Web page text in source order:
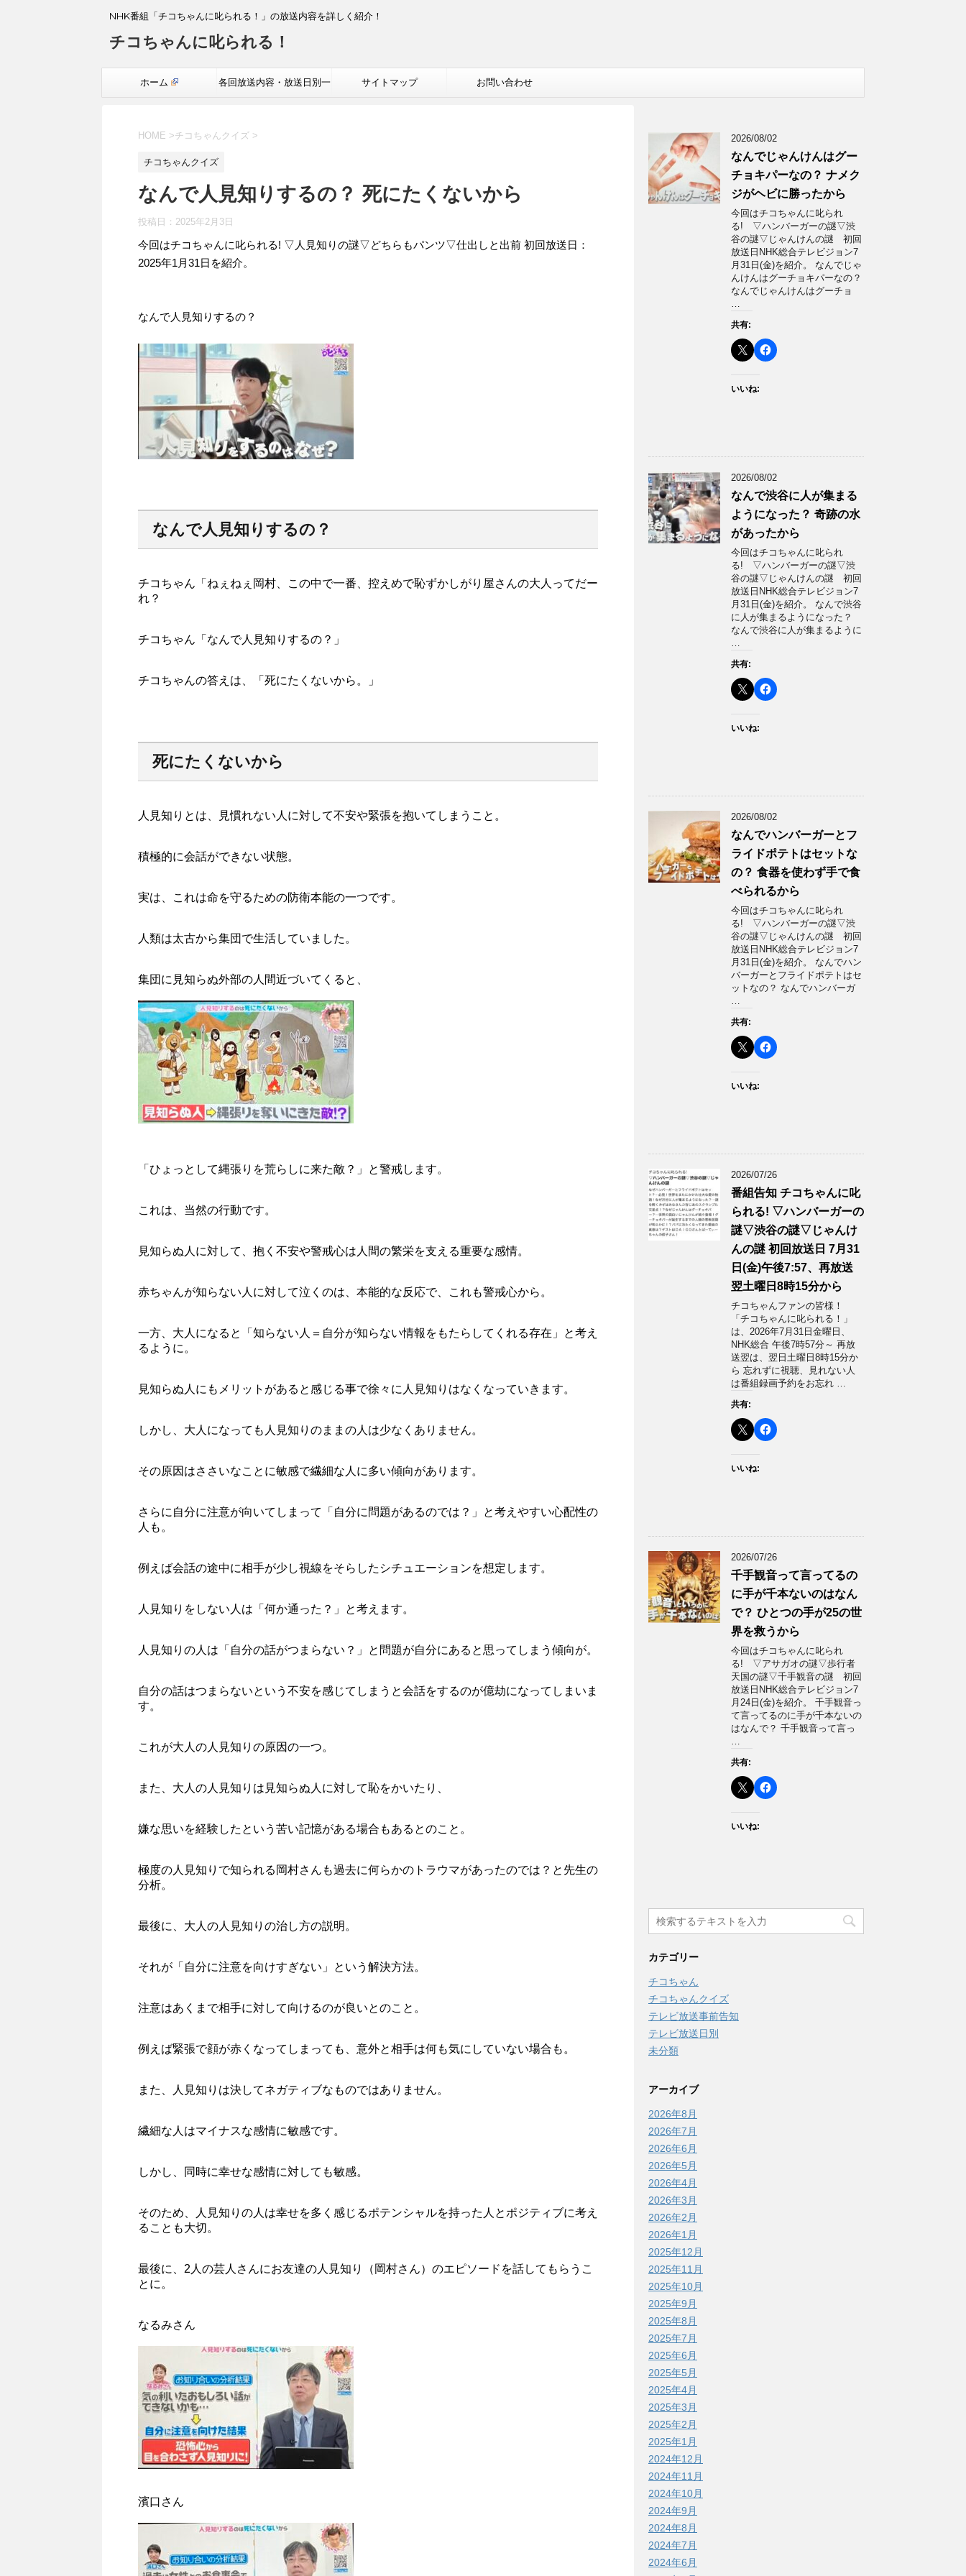
NHK番組「チコちゃんに叱られる！」の放送内容を詳しく紹介！
チコちゃんに叱られる！
ホーム 各回放送内容・放送日別一 サイトマップ お問い合わせ
HOME >チコちゃんクイズ >
チコちゃんクイズ
なんで人見知りするの？ 死にたくないから
投稿日： 2025年2月3日
今回はチコちゃんに叱られる! ▽人見知りの謎▽どちらもパンツ▽仕出しと出前 初回放送日：
2025年1月31日を紹介。
なんで人見知りするの？
なんで人見知りするの？
チコちゃん「ねぇねぇ岡村、この中で一番、控えめで恥ずかしがり屋さんの大人ってだー
れ？
チコちゃん「なんで人見知りするの？」
チコちゃんの答えは、「死にたくないから。」
死にたくないから
人見知りとは、見慣れない人に対して不安や緊張を抱いてしまうこと。
積極的に会話ができない状態。
実は、これは命を守るための防衛本能の一つです。
人類は太古から集団で生活していました。
集団に見知らぬ外部の人間近づいてくると、
「ひょっとして縄張りを荒らしに来た敵？」と警戒します。
これは、当然の行動です。
見知らぬ人に対して、抱く不安や警戒心は人間の繁栄を支える重要な感情。
赤ちゃんが知らない人に対して泣くのは、本能的な反応で、これも警戒心から。
一方、大人になると「知らない人＝自分が知らない情報をもたらしてくれる存在」と考え
るように。
見知らぬ人にもメリットがあると感じる事で徐々に人見知りはなくなっていきます。
しかし、大人になっても人見知りのままの人は少なくありません。
その原因はささいなことに敏感で繊細な人に多い傾向があります。
さらに自分に注意が向いてしまって「自分に問題があるのでは？」と考えやすい心配性の
人も。
例えば会話の途中に相手が少し視線をそらしたシチュエーションを想定します。
人見知りをしない人は「何か通った？」と考えます。
人見知りの人は「自分の話がつまらない？」と問題が自分にあると思ってしまう傾向が。
自分の話はつまらないという不安を感じてしまうと会話をするのが億劫になってしまいま
す。
これが大人の人見知りの原因の一つ。
また、大人の人見知りは見知らぬ人に対して恥をかいたり、
嫌な思いを経験したという苦い記憶がある場合もあるとのこと。
極度の人見知りで知られる岡村さんも過去に何らかのトラウマがあったのでは？と先生の
分析。
最後に、大人の人見知りの治し方の説明。
それが「自分に注意を向けすぎない」という解決方法。
注意はあくまで相手に対して向けるのが良いとのこと。
例えば緊張で顔が赤くなってしまっても、意外と相手は何も気にしていない場合も。
また、人見知りは決してネガティブなものではありません。
繊細な人はマイナスな感情に敏感です。
しかし、同時に幸せな感情に対しても敏感。
そのため、人見知りの人は幸せを多く感じるポテンシャルを持った人とポジティブに考え
ることも大切。
最後に、2人の芸人さんにお友達の人見知り（岡村さん）のエピソードを話してもらうこ
とに。
なるみさん
濱口さん
2026/08/02
なんでじゃんけんはグー
チョキパーなの？ ナメク
ジがヘビに勝ったから
今回はチコちゃんに叱られ
る! ▽ハンバーガーの謎▽渋
谷の謎▽じゃんけんの謎 初回
放送日NHK総合テレビジョン7
月31日(金)を紹介。 なんでじゃ
んけんはグーチョキパーなの？
なんでじゃんけんはグーチョ
…
共有:
いいね:
2026/08/02
なんで渋谷に人が集まる
ようになった？ 奇跡の水
があったから
今回はチコちゃんに叱られ
る! ▽ハンバーガーの謎▽渋
谷の謎▽じゃんけんの謎 初回
放送日NHK総合テレビジョン7
月31日(金)を紹介。 なんで渋谷
に人が集まるようになった？
なんで渋谷に人が集まるように
…
共有:
いいね:
2026/08/02
なんでハンバーガーとフ
ライドポテトはセットな
の？ 食器を使わず手で食
べられるから
今回はチコちゃんに叱られ
る! ▽ハンバーガーの謎▽渋
谷の謎▽じゃんけんの謎 初回
放送日NHK総合テレビジョン7
月31日(金)を紹介。 なんでハン
バーガーとフライドポテトはセ
ットなの？ なんでハンバーガ
…
共有:
いいね:
2026/07/26
番組告知 チコちゃんに叱
られる! ▽ハンバーガーの
謎▽渋谷の謎▽じゃんけ
んの謎 初回放送日 7月31
日(金)午後7:57、再放送
翌土曜日8時15分から
チコちゃんファンの皆様！
「チコちゃんに叱られる！」​
は、2026年7月31日金曜日、
NHK総合 午後7時57分～ 再放
送翌は、翌日土曜日8時15分か
ら 忘れずに視聴、見れない人
は番組録画予約をお忘れ …
共有:
いいね:
2026/07/26
千手観音って言ってるの
に手が千本ないのはなん
で？ ひとつの手が25の世
界を救うから
今回はチコちゃんに叱られ
る! ▽アサガオの謎▽歩行者
天国の謎▽千手観音の謎 初回
放送日NHK総合テレビジョン7
月24日(金)を紹介。 千手観音っ
て言ってるのに手が千本ないの
はなんで？ 千手観音って言っ
…
共有:
いいね:
カテゴリー
チコちゃん
チコちゃんクイズ
テレビ放送事前告知
テレビ放送日別
未分類
アーカイブ
2026年8月
2026年7月
2026年6月
2026年5月
2026年4月
2026年3月
2026年2月
2026年1月
2025年12月
2025年11月
2025年10月
2025年9月
2025年8月
2025年7月
2025年6月
2025年5月
2025年4月
2025年3月
2025年2月
2025年1月
2024年12月
2024年11月
2024年10月
2024年9月
2024年8月
2024年7月
2024年6月